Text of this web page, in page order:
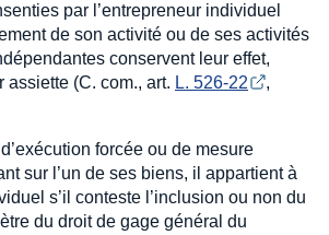
par l’entrepreneur individuel
de son activité ou de ses activités
conservent leur effet,
(C. com., art. L. 526-22
,
forcée ou de mesure
sur l’un de ses biens, il appartient à
s’il conteste l’inclusion ou non du
du droit de gage général du